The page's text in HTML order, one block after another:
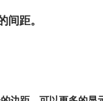
距。